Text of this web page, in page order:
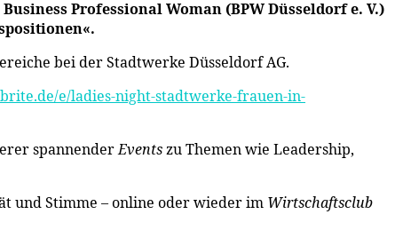
Professional Woman (BPW Düsseldorf e. V.)
bei der Stadtwerke Düsseldorf AG.
e/ladies-night-stadtwerke-frauen-in-
spannenderEventszu Themen wie Leadership,
und Stimme – online oder wieder im Wirtschaftsclub